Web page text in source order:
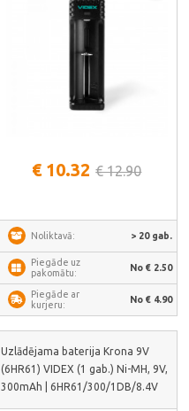
€ 10.32 € 12.90
Noliktavā: > 20 gab.
Piegāde uz
pakomātu:
No € 2.50
Piegāde ar
kurjeru:
No € 4.90
Uzlādējama baterija Krona 9V
(6HR61) VIDEX (1 gab.) Ni-MH, 9V,
300mAh | 6HR61/300/1DB/8.4V